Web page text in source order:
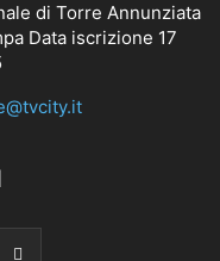
di Torre Annunziata
Data iscrizione 17